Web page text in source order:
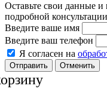
Оставьте свои данные
подробной
Введите ваше имя
Введите ваш телефон
Я согласен на
Отменить